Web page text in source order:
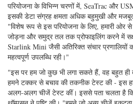
परियोजना के विभिन्न चरणों में, SeaTrac और
इसकी डेटा संग्रह क्षमता अधिक बहुमुखी और
"विशेष रूप से इस परियोजना के लिए, हमारी ओर
जोड़ना और समुद्र तल तक प्रोफाइलिंग करने में
Starlink Mini जैसी अतिरिक्त संचार
महत्वपूर्ण उपलब्धि रही।"
"इस पर हम जो कुछ भी लगा सकते हैं, वह बहुत
हमने टक्कर से बचाव की तकनीक टेस्ट की - इस
अलग-अलग चीजें टेस्ट कीं। इससे पता चलता है कि